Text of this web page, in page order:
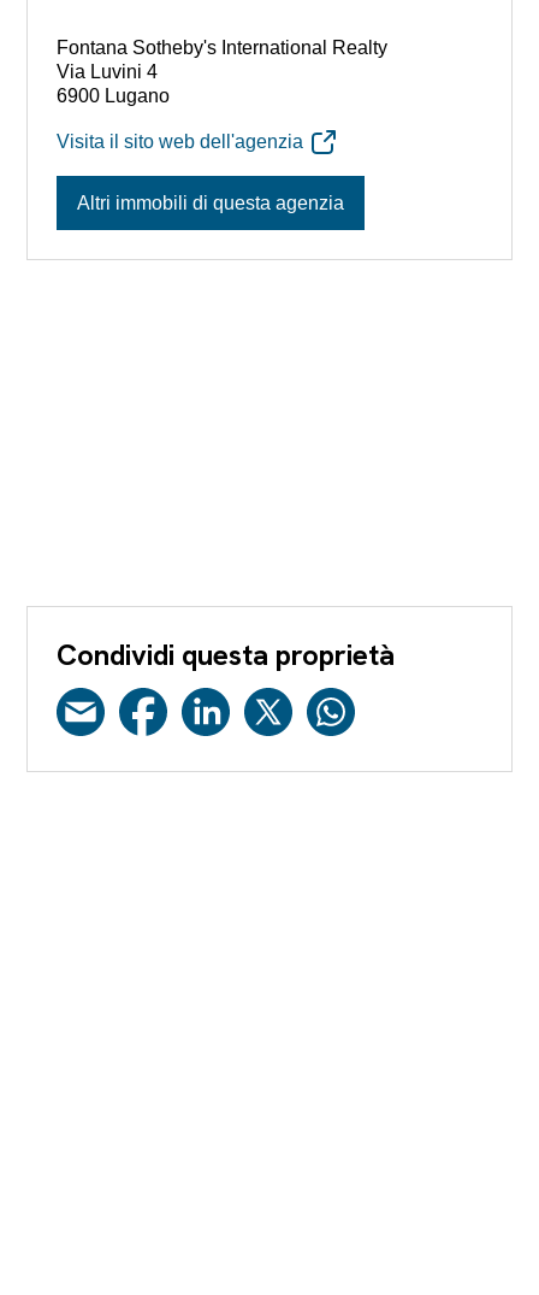
Fontana Sotheby's International Realty
Via Luvini 4
6900 Lugano
Visita il sito web dell'agenzia
Altri immobili di questa agenzia
Condividi questa proprietà